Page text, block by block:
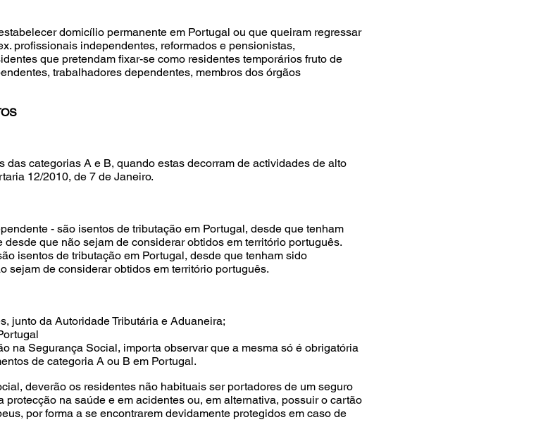
domicílio permanente em Portugal ou que queiram regressar
profissionais independentes, reformados e pensionistas,
que pretendam fixar-se como residentes temporários fruto de
trabalhadores dependentes, membros dos órgãos
das categorias A e B, quando estas decorram de actividades de alto
12/2010, de 7 de Janeiro.
- são isentos de tributação em Portugal, desde que tenham
que não sejam de considerar obtidos em território português.
isentos de tributação em Portugal, desde que tenham sido
sejam de considerar obtidos em território português.
junto da Autoridade Tributária e Aduaneira;
na Segurança Social, importa observar que a mesma só é obrigatória
de categoria A ou B em Portugal.
deverão os residentes não habituais ser portadores de um seguro
na saúde e em acidentes ou, em alternativa, possuir o cartão
por forma a se encontrarem devidamente protegidos em caso de